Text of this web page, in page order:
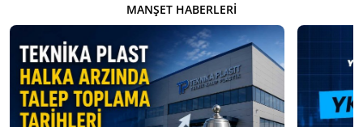
MANŞET HABERLERI